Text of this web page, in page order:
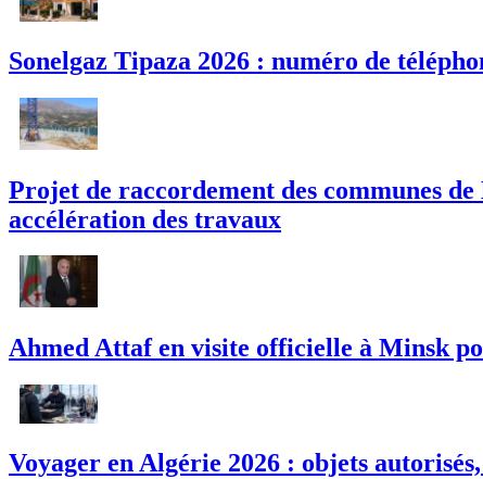
Sonelgaz Tipaza 2026 : numéro de
Projet de raccordement des communes
accélération des travaux
Ahmed Attaf en visite officielle à Minsk
Voyager en Algérie 2026 : objets